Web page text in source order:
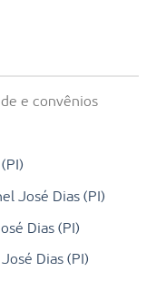
e convênios
José Dias (PI)
Dias (PI)
Dias (PI)